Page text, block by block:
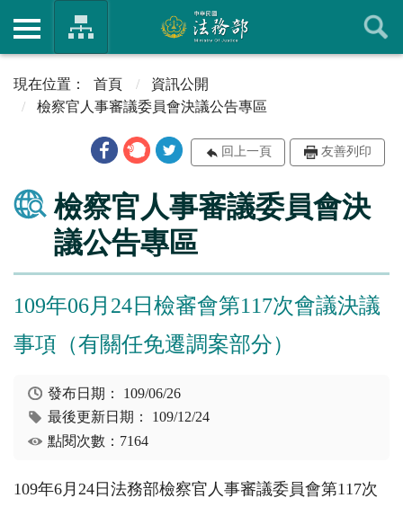
首頁
資訊公開
檢察官人事審議委員會決議公告專區
回上一頁 友善列印
檢察官人事審議委員會決
議公告專區
109年06月24日檢審會第117次會議決議
事項（有關任免遷調案部分）
發布日期： 109/06/26
最後更新日期： 109/12/24
點閱次數：7164
109年6月24日法務部檢察官人事審議委員會第117次